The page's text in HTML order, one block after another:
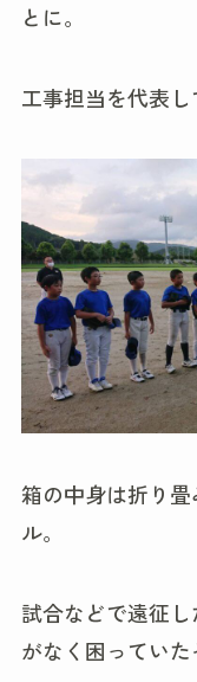
とに。
工事担当を代表し
箱の中身は折り
ル。
試合などで遠征
がなく困っていた